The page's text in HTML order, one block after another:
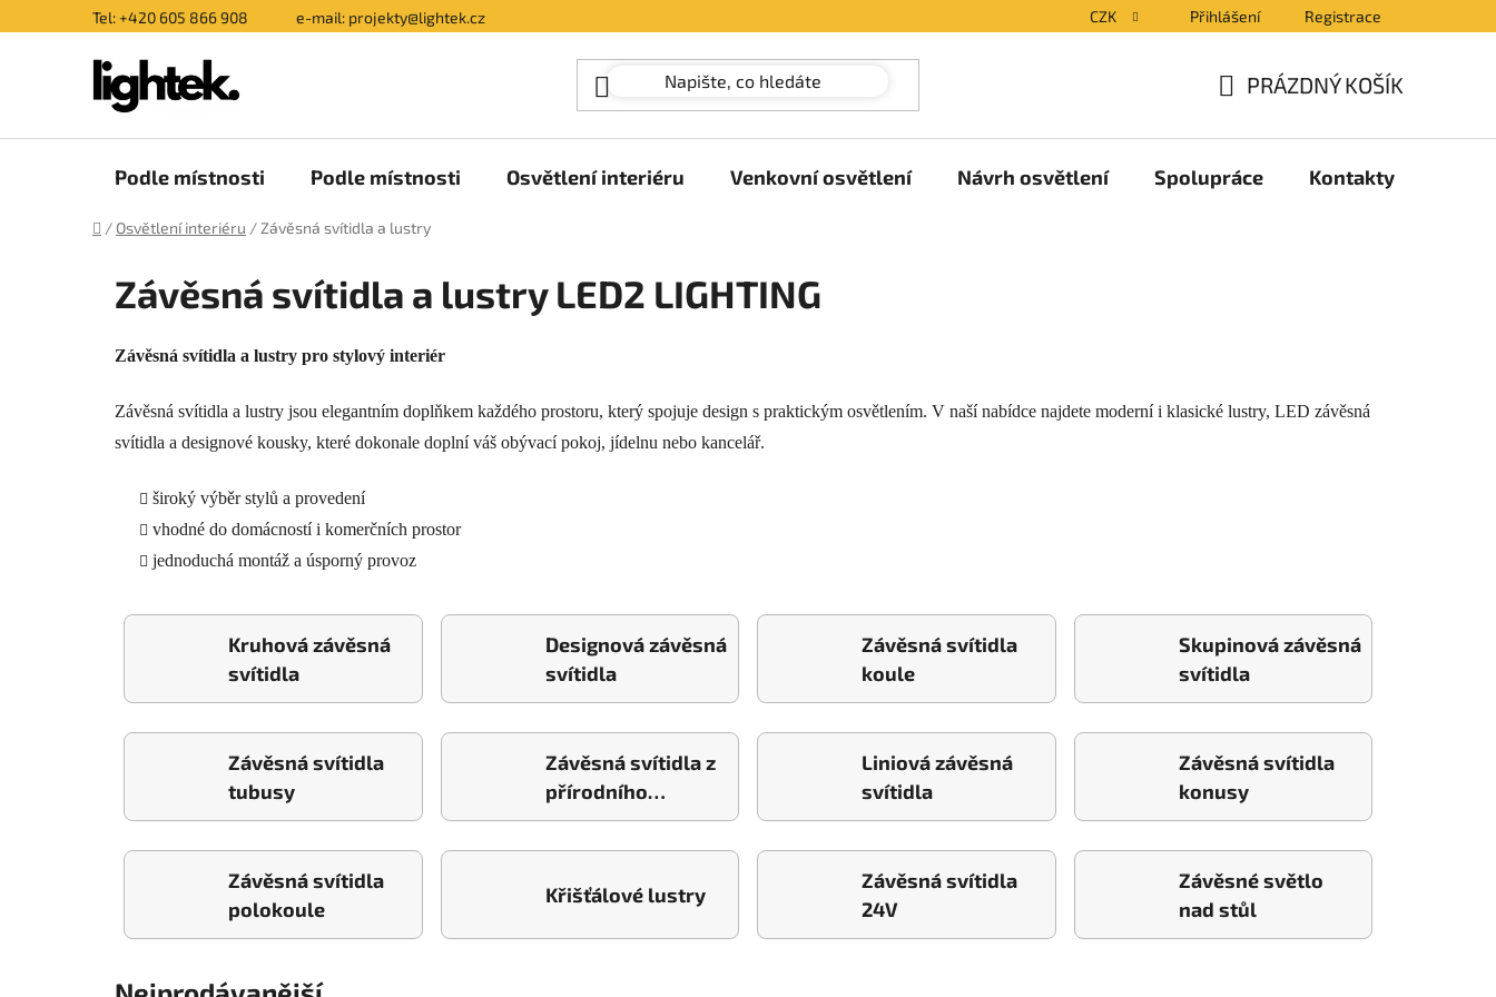
na
Tel: +420 605 866 908 e-mail: projekty@lightek.cz CZK Přihlášení Registrace
KOŠÍK
PRÁZDNÝ KOŠÍK
Podle místnosti Podle místnosti Osvětlení interiéru Venkovní osvětlení Návrh osvětlení Spolupráce Kontakty
Domů
/ Osvětlení interiéru / Závěsná svítidla a lustry
Závěsná svítidla a lustry LED2 LIGHTING
Závěsná svítidla a lustry pro stylový interiér
Závěsná svítidla a lustry jsou elegantním doplňkem každého prostoru, který spojuje design s praktickým osvětlením. V naší nabídce najdete moderní i klasické lustry, LED závěsná
svítidla a designové kousky, které dokonale doplní váš obývací pokoj, jídelnu nebo kancelář.
široký výběr stylů a provedení
vhodné do domácností i komerčních prostor
jednoduchá montáž a úsporný provoz
Kruhová závěsná
svítidla
Designová závěsná
svítidla
Závěsná svítidla
koule
Skupinová závěsná
svítidla
Závěsná svítidla
tubusy
Závěsná svítidla z
přírodního
materiálu
Liniová závěsná
svítidla
Závěsná svítidla
konusy
Závěsná svítidla
polokoule
Křišťálové lustry
Závěsná svítidla
24V
Závěsné světlo
nad stůl